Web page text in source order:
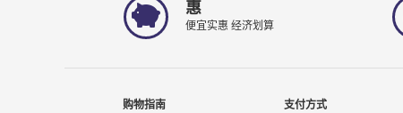
惠
便宜实惠 经济划算
购物指南 支付方式